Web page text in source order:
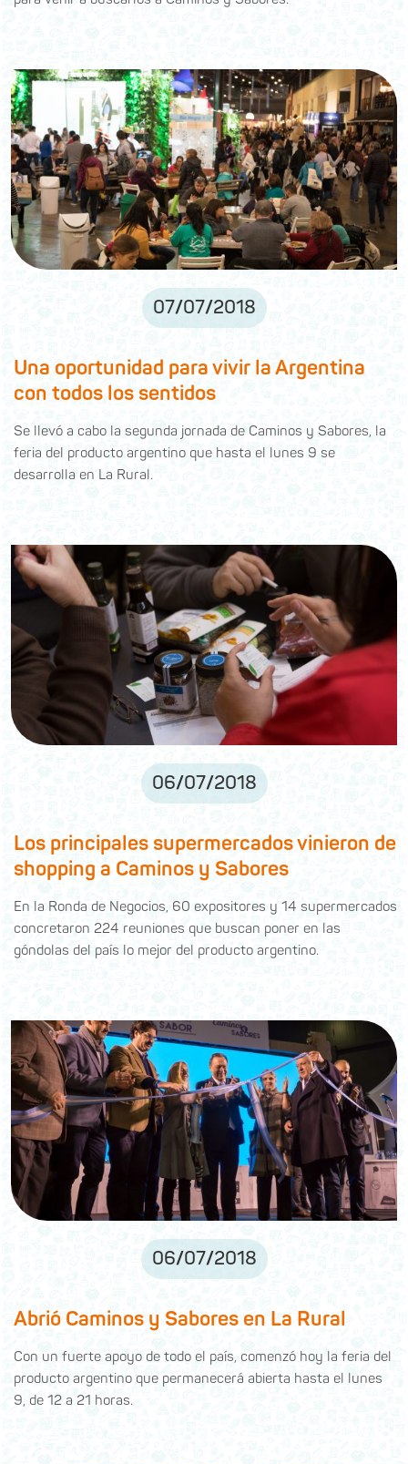
07/07/2018
Una oportunidad para vivir la Argentina
con todos los sentidos
Se llevó a cabo la segunda jornada de Caminos y Sabores, la
feria del producto argentino que hasta el lunes 9 se
desarrolla en La Rural.
06/07/2018
Los principales supermercados vinieron de
shopping a Caminos y Sabores
En la Ronda de Negocios, 60 expositores y 14 supermercados
concretaron 224 reuniones que buscan poner en las
góndolas del país lo mejor del producto argentino.
06/07/2018
Abrió Caminos y Sabores en La Rural
Con un fuerte apoyo de todo el país, comenzó hoy la feria del
producto argentino que permanecerá abierta hasta el lunes
9, de 12 a 21 horas.